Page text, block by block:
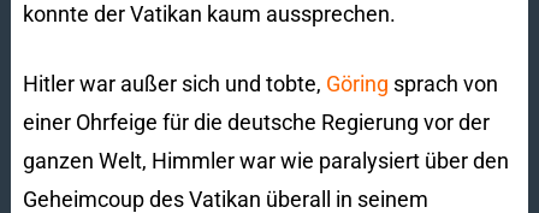
konnte der Vatikan kaum aussprechen.
Hitler war außer sich und tobte, Göring sprach von
einer Ohrfeige für die deutsche Regierung vor der
ganzen Welt, Himmler war wie paralysiert über den
Geheimcoup des Vatikan überall in seinem